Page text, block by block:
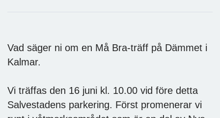
Vad säger ni om en Må Bra-träff på Dämmet i
Kalmar.
Vi träffas den 16 juni kl. 10.00 vid före detta
Salvestadens parkering. Först promenerar vi